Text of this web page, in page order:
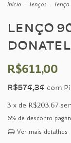
Início . lenços . lenço
LENÇO
R$611,00
R$574,34 com
3 x de R$203,67
6% de desconto
Ver mais detalhes